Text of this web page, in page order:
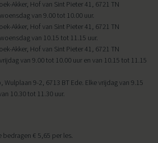
Akker, Hof van Sint Pieter 41, 6721 TN
van 9.00 tot 10.00 uur.
Akker, Hof van Sint Pieter 41, 6721 TN
van 10.15 tot 11.15 uur.
Akker, Hof van Sint Pieter 41, 6721 TN
van 9.00 tot 10.00 uur en van 10.15 tot 11.15
Wulplaan 9-2, 6713 BT Ede. Elke vrijdag van 9.15
10.30 tot 11.30 uur.
€ 5,65 per les.